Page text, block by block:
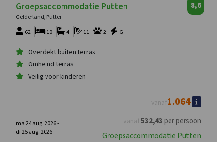
Groepsaccommodatie Putten
Gelderland, Putten
8,6
62 2
11
4 G
10
Overdekt buiten terras
Omheind terras
Veilig voor kinderen
vanaf 532,43 per persoon
vanaf1.064
ma 24 aug. 2026 -
di 25 aug. 2026
Groepsaccommodatie Putten